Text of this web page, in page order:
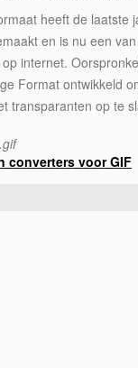
heeft de laatste
en is nu een
internet.
Format ontwikkeld
transparanten op te
.gif
converters voor GIF